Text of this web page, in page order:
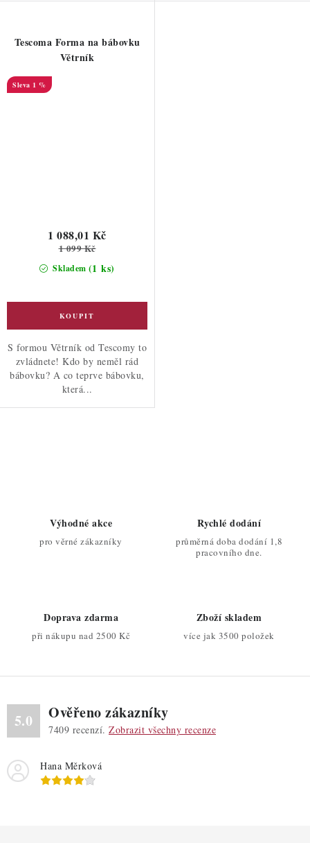
Tescoma Forma na bábovku
Větrník
1 %
Skladem (1 ks)
1 088,01 Kč
1 099 Kč
S formou Větrník od Tescomy to
zvládnete! Kdo by neměl rád
bábovku? A co teprve bábovku,
která...
v
ý
i
s
u
Výhodné akce
pro věrné zákazníky
Rychlé dodání
průměrná doba dodání 1,8
pracovního dne.
Doprava zdarma
při nákupu nad 2500 Kč
Zboží skladem
více jak 3500 položek
5.0 Ověřeno zákazníky
7409 recenzí. Zobrazit všechny recenze
Hana Měrková